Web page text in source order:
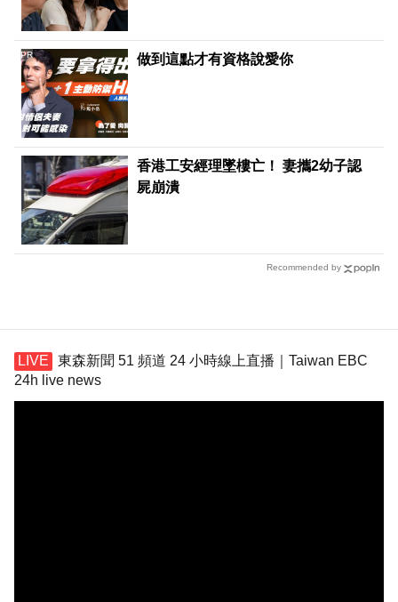
做到這點才有資格說愛你
PR
香港工安經理墜樓亡！ 妻攜2幼子認
屍崩潰
Recommended by
東森新聞 51 頻道 24 小時線上直播｜Taiwan EBC
24h live news